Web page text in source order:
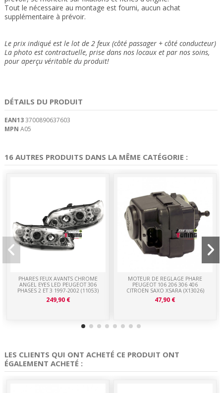
Tout le nécessaire au montage est fourni, aucun achat
supplémentaire à prévoir.
Le prix indiqué est le lot de 2 feux (côté passager + côté conducteur)
La photo est contractuelle, prise dans nos locaux et par nos soins,
pour aperçu véritable du produit!
DÉTAILS DU PRODUIT
EAN133700890637603
MPN A05
16 AUTRES PRODUITS DANS LA MÊME CATÉGORIE :
PHARES FEUX AVANTS CHROME
ANGEL EYES LED PEUGEOT 306
PHASES 2 ET 3 1997-2002 (11053)
249,90 €
MOTEUR DE REGLAGE PHARE
PEUGEOT 106 206 306 406
CITROEN SAXO XSARA (X13026)
47,90 €
LES CLIENTS QUI ONT ACHETÉ CE PRODUIT ONT
ÉGALEMENT ACHETÉ :